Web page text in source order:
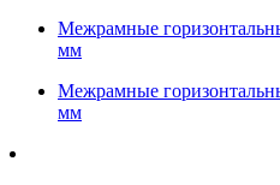
Межрамные
мм
Межрамные
мм